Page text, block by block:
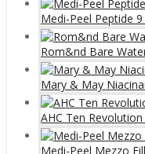
Medi-Peel Peptide
Rom&nd Bare
Mary & May
AHC Ten
Medi-Peel Mezzo